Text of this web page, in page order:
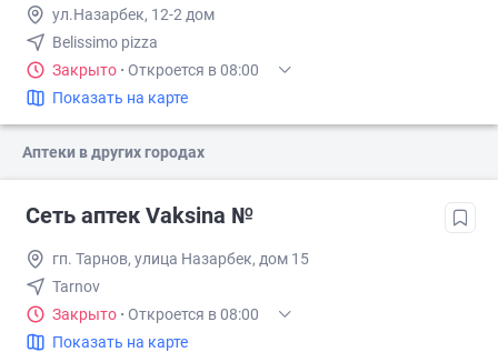
ул.Назарбек, 12-2 дом
Belissimo pizza
Закрыто · Откроется в 08:00
Показать на карте
Аптеки в других городах
Сеть аптек Vaksina №
гп. Тарнов, улица Назарбек, дом 15
Tarnov
Закрыто · Откроется в 08:00
Показать на карте